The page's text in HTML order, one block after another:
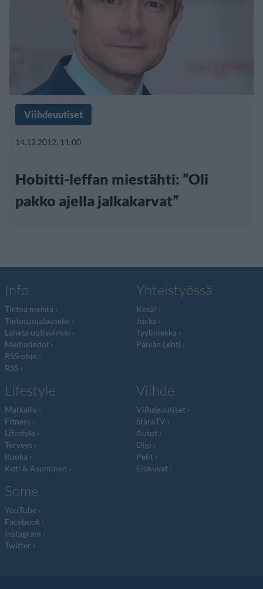
Viihdeuutiset
14.12.2012, 11:00
Hobitti-leffan miestähti: ”Oli
pakko ajella jalkakarvat”
Info
Tietoa meistä
Tietosuojalauseke
Lähetä uutisvinkki
Mediatiedot
RSS-ohje
RSS
Yhteistyössä
Kesä!
Jocka
Tyyliniekka
Päivän Lehti
Lifestyle
Matkailu
Fitness
Lifestyle
Terveys
Ruoka
Koti & Asuminen
Viihde
Viihdeuutiset
StaraTV
Autot
Digi
Pelit
Elokuvat
Some
YouTube
Facebook
Instagram
Twitter